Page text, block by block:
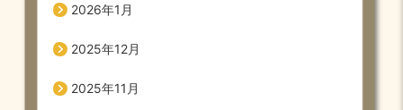
2026年1月
2025年12月
2025年11月